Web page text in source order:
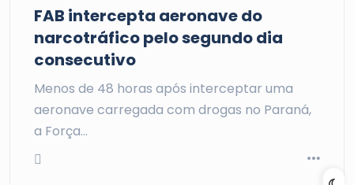
FAB intercepta aeronave do
narcotráfico pelo segundo dia
consecutivo
Menos de 48 horas após interceptar uma
aeronave carregada com drogas no Paraná,
a Força…